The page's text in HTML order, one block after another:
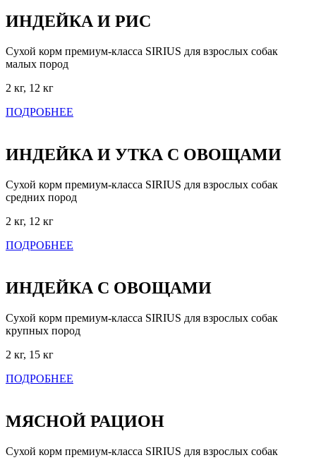
ИНДЕЙКА И РИС
Сухой корм премиум-класса SIRIUS для взрослых собак
малых пород
2 кг, 12 кг
ПОДРОБНЕЕ
ИНДЕЙКА И УТКА С ОВОЩАМИ
Сухой корм премиум-класса SIRIUS для взрослых собак
средних пород
2 кг, 12 кг
ПОДРОБНЕЕ
ИНДЕЙКА С ОВОЩАМИ
Сухой корм премиум-класса SIRIUS для взрослых собак
крупных пород
2 кг, 15 кг
ПОДРОБНЕЕ
МЯСНОЙ РАЦИОН
Сухой корм премиум-класса SIRIUS для взрослых собак